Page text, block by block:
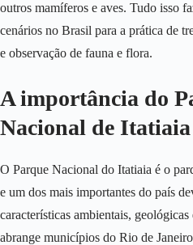
outros mamíferos e aves. Tudo isso
cenários no Brasil para a prática de
e observação de fauna e flora.
A importância do
Nacional de Itatiaia
O Parque Nacional do Itatiaia é o
e um dos mais importantes do país
características ambientais,
abrange municípios do Rio de